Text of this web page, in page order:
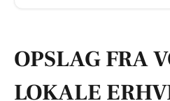
OPSLAG FRA
LOKALE